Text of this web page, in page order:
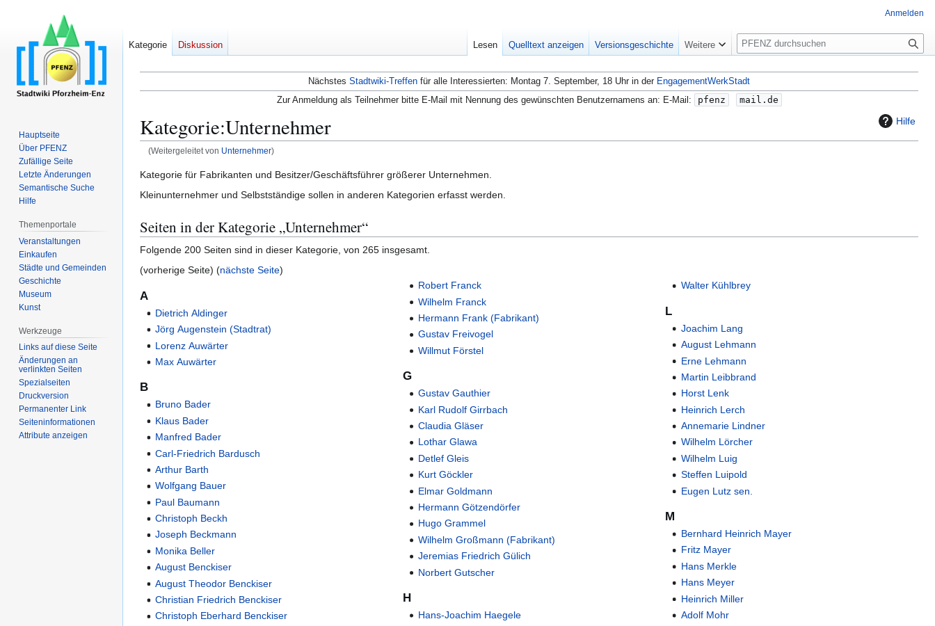
Nächstes Stadtwiki-Treffen für alle Interessierten: Montag 7. September, 18 Uhr in der EngagementWerkStadt
Zur Anmeldung als Teilnehmer bitte E-Mail mit Nennung des gewünschten Benutzernamens an: E-Mail:
pfenz mail.de
Hilfe
Kategorie:Unternehmer
(Weitergeleitet von Unternehmer)
Zur
Navigation
Zur
Suche
Kategorie für Fabrikanten und Besitzer/Geschäftsführer größerer Unternehmen.
Kleinunternehmer und Selbstständige sollen in anderen Kategorien erfasst werden.
Seiten in der Kategorie „Unternehmer“
Folgende 200 Seiten sind in dieser Kategorie, von 265 insgesamt.
(vorherige Seite) (nächste Seite)
A
Dietrich Aldinger
Jörg Augenstein (Stadtrat)
Lorenz Auwärter
Max Auwärter
B
Bruno Bader
Klaus Bader
Manfred Bader
Carl-Friedrich Bardusch
Arthur Barth
Wolfgang Bauer
Paul Baumann
Christoph Beckh
Joseph Beckmann
Monika Beller
August Benckiser
August Theodor Benckiser
Christian Friedrich Benckiser
Christoph Eberhard Benckiser
Robert Franck
Wilhelm Franck
Hermann Frank (Fabrikant)
Gustav Freivogel
Willmut Förstel
G
Gustav Gauthier
Karl Rudolf Girrbach
Claudia Gläser
Lothar Glawa
Detlef Gleis
Kurt Göckler
Elmar Goldmann
Hermann Götzendörfer
Hugo Grammel
Wilhelm Großmann (Fabrikant)
Jeremias Friedrich Gülich
Norbert Gutscher
H
Hans-Joachim Haegele
Walter Kühlbrey
L
Joachim Lang
August Lehmann
Erne Lehmann
Martin Leibbrand
Horst Lenk
Heinrich Lerch
Annemarie Lindner
Wilhelm Lörcher
Wilhelm Luig
Steffen Luipold
Eugen Lutz sen.
M
Bernhard Heinrich Mayer
Fritz Mayer
Hans Merkle
Hans Meyer
Heinrich Miller
Adolf Mohr
Anmelden
Kategorie Diskussion Lesen Quelltext anzeigen Versionsgeschichte Weitere
S
u
c
h
e
Hauptseite
Über PFENZ
Zufällige Seite
Letzte Änderungen
Semantische Suche
Hilfe
Themenportale
Veranstaltungen
Einkaufen
Städte und Gemeinden
Geschichte
Museum
Kunst
Werkzeuge
Links auf diese Seite
Änderungen an
verlinkten Seiten
Spezialseiten
Druckversion
Permanenter Link
Seiten­­informationen
Attribute anzeigen